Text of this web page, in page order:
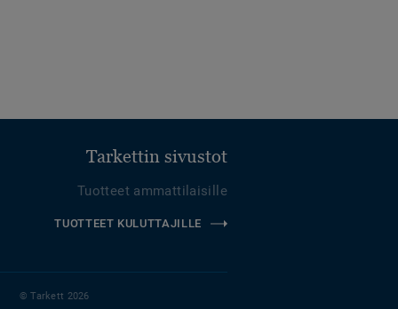
Tarkettin sivustot
Tuotteet ammattilaisille
TUOTTEET KULUTTAJILLE
© Tarkett 2026